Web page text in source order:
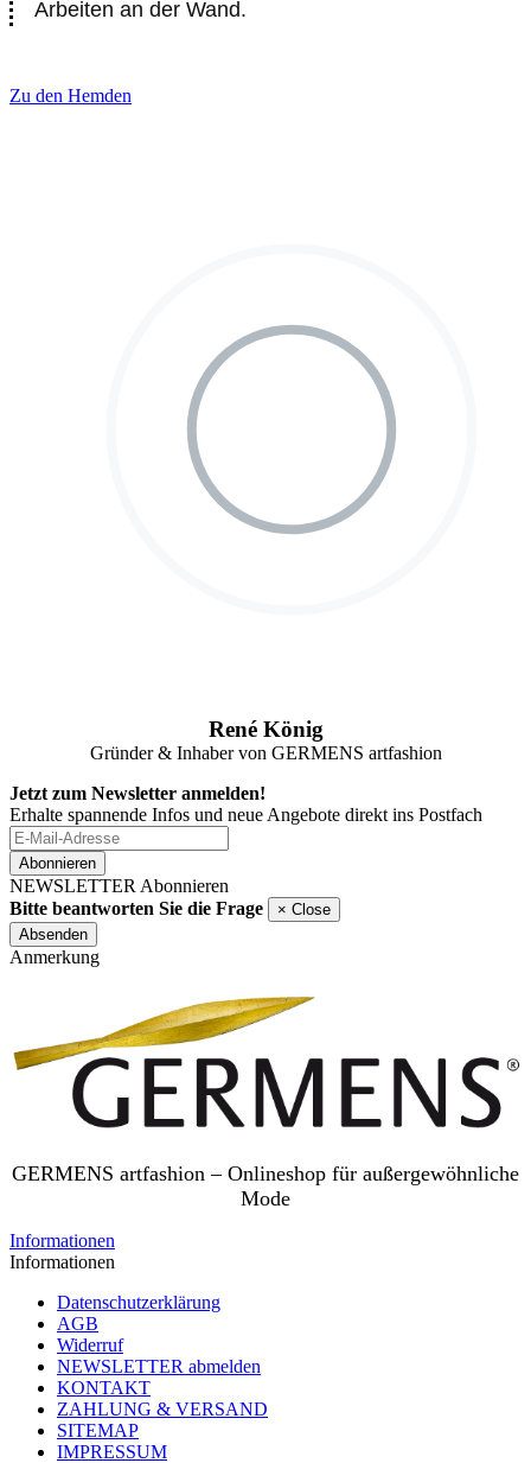
Arbeiten an der Wand.
Zu den Hemden
René König
Gründer & Inhaber von GERMENS artfashion
Jetzt zum Newsletter anmelden!
Erhalte spannende Infos und neue Angebote direkt ins Postfach
Abonnieren
NEWSLETTER Abonnieren
Bitte beantworten Sie die Frage
× Close
Absenden
Anmerkung
GERMENS artfashion – Onlineshop für außergewöhnliche
Mode
Informationen
Informationen
Datenschutzerklärung
AGB
Widerruf
NEWSLETTER abmelden
KONTAKT
ZAHLUNG & VERSAND
SITEMAP
IMPRESSUM